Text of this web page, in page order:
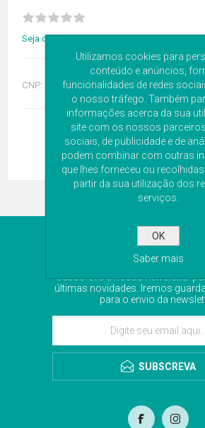
Seja o primeiro a avaliar este produto
CNP: 5472949
Subscreva a nossa newsletter
últimas novidades. Iremos
para o envio da
SUBSCREVA
Utilizamos cookies para
conteúdo e anúncios,
funcionalidades de redes
o nosso tráfego. Também
informações acerca da sua
site com os nossos
sociais, de publicidade e de
podem combinar com outras
que lhes forneceu ou
partir da sua utilização dos
serviços.
OK
Saber mais